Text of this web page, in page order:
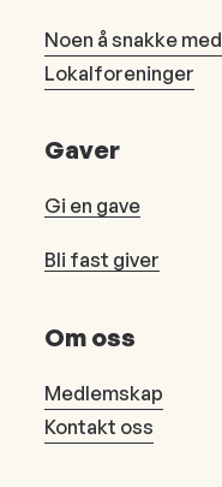
Noen å snakke med
Lokalforeninger
Gaver
Gi en gave
Bli fast giver
Om oss
Medlemskap
Kontakt oss